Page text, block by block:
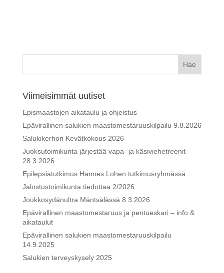
Viimeisimmät uutiset
Epismaastojen aikataulu ja ohjeistus
Epävirallinen salukien maastomestaruuskilpailu 9.8.2026
Salukikerhon Kevätkokous 2026
Juoksutoimikunta järjestää vapa- ja käsiviehetreenit
28.3.2026
Epilepsiatutkimus Hannes Lohen tutkimusryhmässä
Jalostustoimikunta tiedottaa 2/2026
Joukkosydänultra Mäntsälässä 8.3.2026
Epävirallinen maastomestaruus ja pentueskari – info &
aikataulut
Epävirallinen salukien maastomestaruuskilpailu
14.9.2025
Salukien terveyskysely 2025